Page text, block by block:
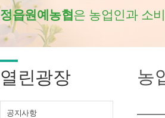
정읍원예농협은 농업인과 소
열린광장
공지사항
농